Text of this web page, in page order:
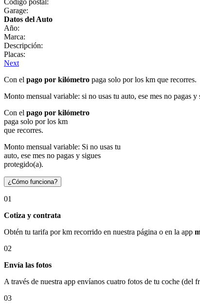
Garage:
Datos del Auto
Año:
Marca:
Descripción:
Placas:
Next
Con el pago por kilómetro paga solo por los km que recorres.
Monto mensual variable: si no usas tu auto, ese mes no pagas y
Con el pago por kilómetro
paga solo por los km
que recorres.
Monto mensual variable: Si no usas tu
auto, ese mes no pagas y sigues
protegido(a).
¿Cómo funciona?
01
Cotiza y contrata
Obtén tu tarifa por km recorrido en nuestra página o en la app
02
Envía las fotos
A través de nuestra app envíanos cuatro fotos de tu coche (del
03